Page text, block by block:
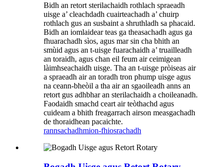
Bidh an retort sterilachaidh rothlach spraeadh
uisge a’ cleachdadh cuairteachadh a’ chuirp
rothlach gus an susbaint a shruthladh sa phacaid.
Bidh an iomlaidear teas ga theasachadh agus ga
fhuarachadh sìos, agus mar sin cha bhith an
smùid agus an t-uisge fuarachaidh a’ truailleadh
an toraidh, agus chan eil feum air ceimigean
làimhseachaidh uisge. Tha an t-uisge pròiseas air
a spraeadh air an toradh tron ​​phump uisge agus
na ceann-bheòil a tha air an sgaoileadh anns an
retort gus adhbhar an sterilachaidh a choileanadh.
Faodaidh smachd ceart air teòthachd agus
cuideam a bhith freagarrach airson measgachadh
de thoraidhean pacaichte.
rannsachadhmion-fhiosrachadh